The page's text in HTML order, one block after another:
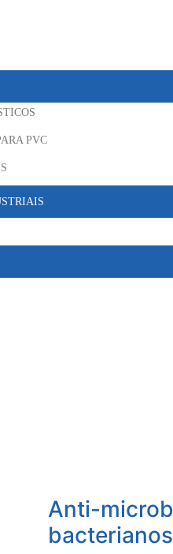
PVC
Anti-
bacterianos